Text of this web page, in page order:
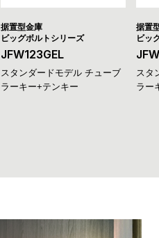
据置型金庫
ビッグボルトシリーズ
JFW123GEL
スタンダード
チューブ
ラーキー
テンキー
据置
ビッ
スタ
ラー